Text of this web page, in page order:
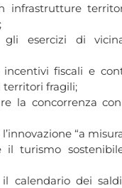
infrastrutture
gli esercizi di
incentivi fiscali e
territori fragili;
la concorrenza
“a
il turismo
il calendario dei